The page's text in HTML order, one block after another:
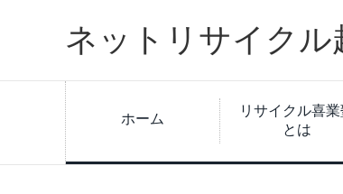
ネットリサイク
ホーム
リサイクル喜
とは